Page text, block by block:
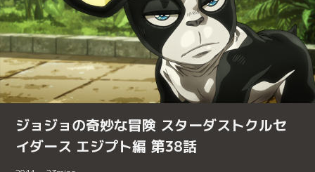
ジョジョの奇妙な冒険 スターダストクルセ
イダース エジプト編 第38話